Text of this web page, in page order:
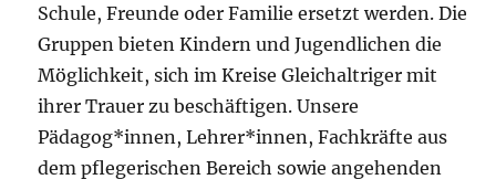
Schule, Freunde oder Familie ersetzt werden. Die
Gruppen bieten Kindern und Jugendlichen die
Möglichkeit, sich im Kreise Gleichaltriger mit
ihrer Trauer zu beschäftigen. Unsere
Pädagog*innen, Lehrer*innen, Fachkräfte aus
dem pflegerischen Bereich sowie angehenden